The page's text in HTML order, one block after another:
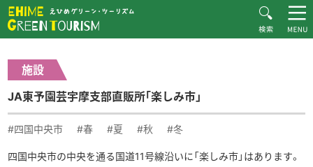
お知らせ
おすすめプラン
体験・施設紹介
逸品紹介
施設
JA東予園芸宇摩支部直販所｢楽しみ市」
#四国中央市 #春 #夏 #秋 #冬
四国中央市の中央を通る国道11号線沿いに「楽しみ市」はあります。